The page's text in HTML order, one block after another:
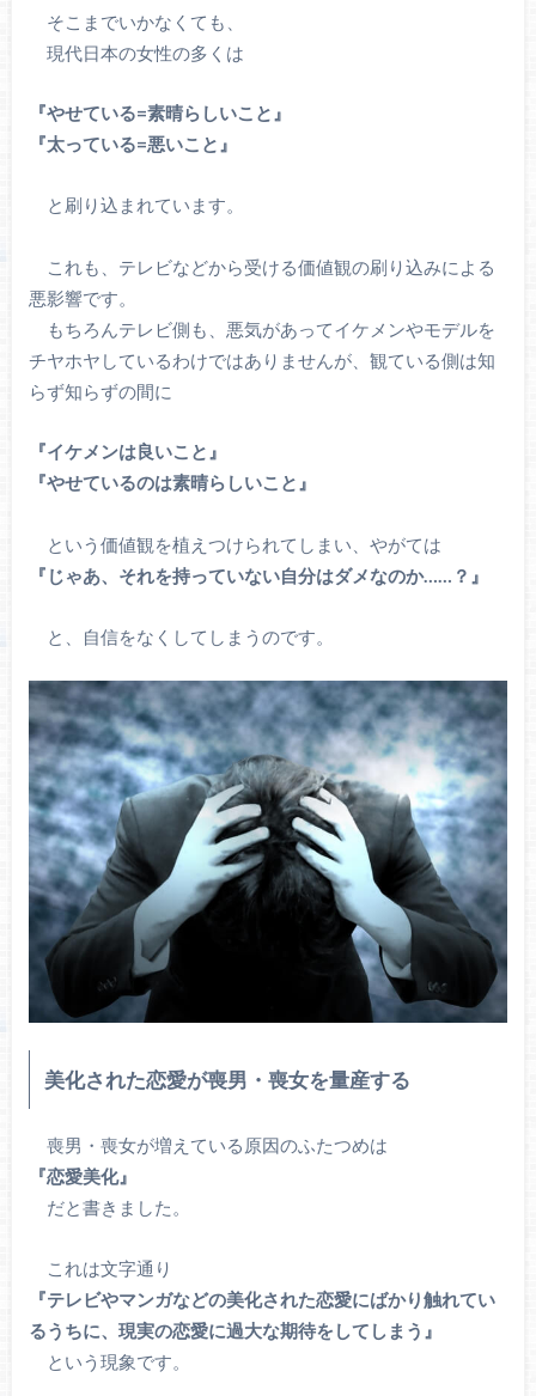
そこまでいかなくても、
現代日本の女性の多くは
『やせている=素晴らしいこと』
『太っている=悪いこと』
と刷り込まれています。
これも、テレビなどから受ける価値観の刷り込みによる
悪影響です。
もちろんテレビ側も、悪気があってイケメンやモデルを
チヤホヤしているわけではありませんが、観ている側は知
らず知らずの間に
『イケメンは良いこと』
『やせているのは素晴らしいこと』
という価値観を植えつけられてしまい、やがては
『じゃあ、それを持っていない自分はダメなのか……？』
と、自信をなくしてしまうのです。
美化された恋愛が喪男・喪女を量産する
喪男・喪女が増えている原因のふたつめは
『恋愛美化』
だと書きました。
これは文字通り
『テレビやマンガなどの美化された恋愛にばかり触れてい
るうちに、現実の恋愛に過大な期待をしてしまう』
という現象です。